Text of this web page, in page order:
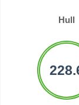
Hull